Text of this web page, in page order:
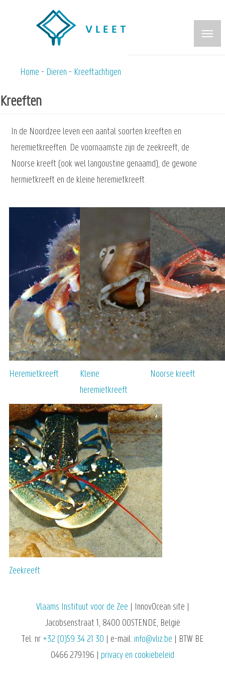
Home Dieren Kreeftachtigen
Kreeften
In de Noordzee leven een aantal soorten kreeften en
heremietkreeften. De voornaamste zijn de zeekreeft, de
Noorse kreeft (ook wel langoustine genaamd), de gewone
hermietkreeft en de kleine heremietkreeft.
Heremietkreeft
Kleine
heremietkreeft
Noorse kreeft
Zeekreeft
Vlaams Instituut voor de Zee | InnovOcean site |
Jacobsenstraat 1, 8400 OOSTENDE, België
Tel. nr +32 (0)59 34 21 30 | e-mail: info@vliz.be | BTW BE
0466.279.196 | privacy en cookiebeleid